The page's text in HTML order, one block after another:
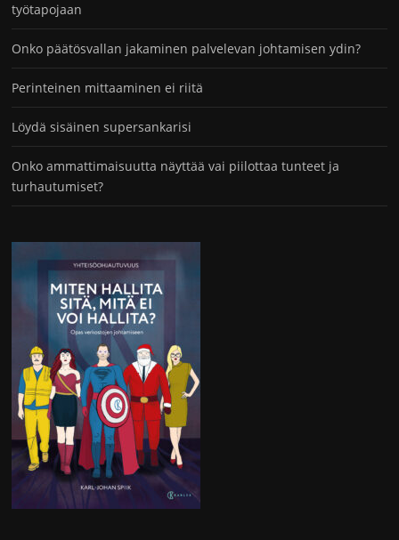
työtapojaan
Onko päätösvallan jakaminen palvelevan johtamisen ydin?
Perinteinen mittaaminen ei riitä
Löydä sisäinen supersankarisi
Onko ammattimaisuutta näyttää vai piilottaa tunteet ja
turhautumiset?